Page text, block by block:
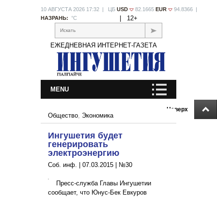
Наверх
10 АВГУСТА 2026 17:32 | ЦБ USD 82.1665 EUR
94.8366 |
НАЗРАНЬ: °С 12+
Искать
ЕЖЕДНЕВНАЯ ИНТЕРНЕТ-ГАЗЕТА
MENU
Общество, Экономика
Ингушетия будет
генерировать
электроэнергию
Соб. инф. | 07.03.2015 №30
Пресс-служба Главы Ингушетии
сообщает, что Юнус-Бек Евкуров